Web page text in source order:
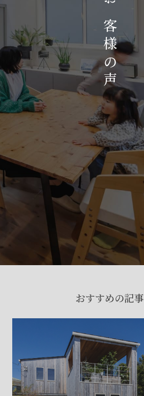
お
客
様
の
声
おすすめの記事
お知らせ・イベント
会社概要・アクセス
スタッフ紹介
プライバシーポリシー
賃貸管理サイトはこちら
会社に関することや物件についての
お問い合わせはこちらから
ご相談はこちら
関連施設一覧